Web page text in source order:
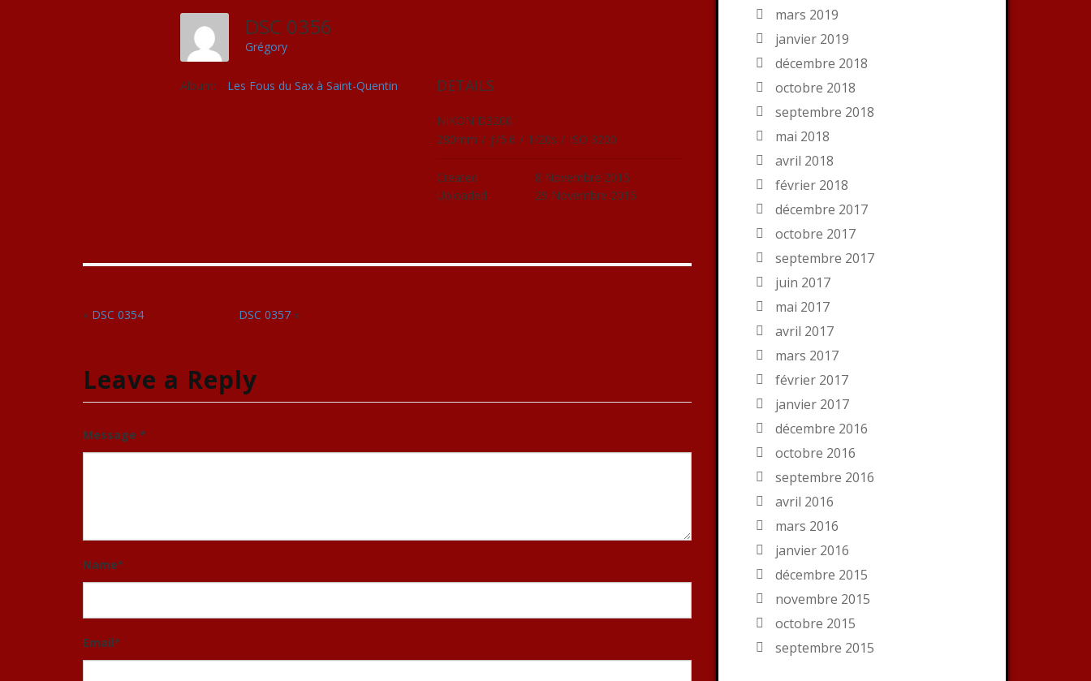
DSC 0356
Grégory
Album: Les Fous du Sax à Saint-Quentin DETAILS
NIKON D3200
280mm / ƒ/5.6 / 1/20s / ISO 3200
Created
8 Novembre 2015
Uploaded
29 Novembre 2015
« DSC 0354 DSC 0357»
Leave a Reply
Message *
Name*
Email*
mars 2019
janvier 2019
décembre 2018
octobre 2018
septembre 2018
mai 2018
avril 2018
février 2018
décembre 2017
octobre 2017
septembre 2017
juin 2017
mai 2017
avril 2017
mars 2017
février 2017
janvier 2017
décembre 2016
octobre 2016
septembre 2016
avril 2016
mars 2016
janvier 2016
décembre 2015
novembre 2015
octobre 2015
septembre 2015